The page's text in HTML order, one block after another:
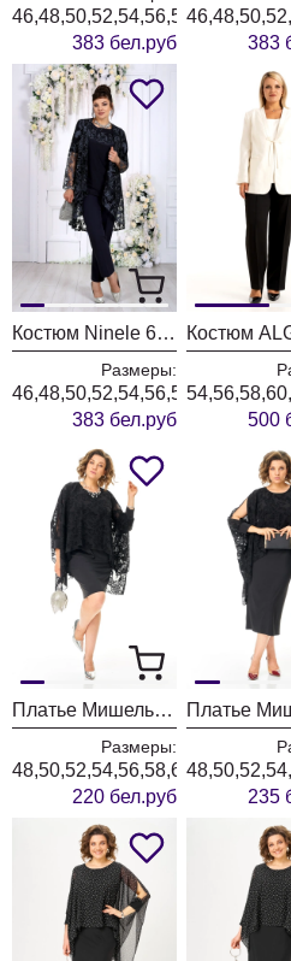
383 бел.руб
383
Костюм Ninele 6128 синий
Размеры:
383 бел.руб
500
Платье Мишель Шик 2203 черный
Размеры:
48,50,52,54,56,58,60,62,64,66
220 бел.руб
235